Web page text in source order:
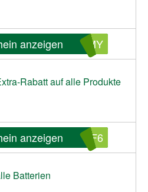
anzeigen GMY
Rabatt auf alle Produkte
anzeigen FF6
Batterien